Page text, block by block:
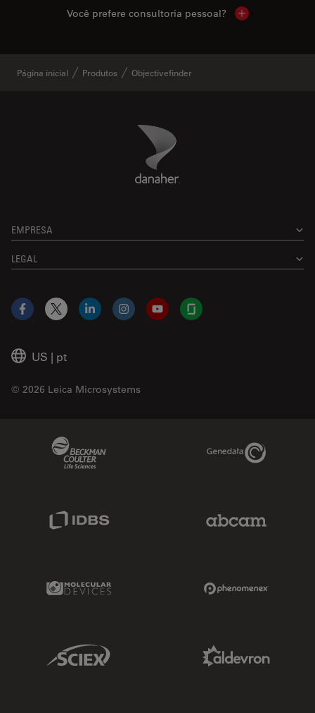
Você prefere consultoria pessoal? Show local
Página inicial Produtos Objectivefinder
Danaher Logo
EMPRESA
LEGAL
US | pt
© 2026 Leica Microsystems
Facebook
X LinkedInInstagramYouTubeGlassdoor
Genedata Link
Molecular Devices Link
Sciex Link